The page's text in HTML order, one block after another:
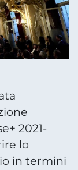
2021-
lo
in termini